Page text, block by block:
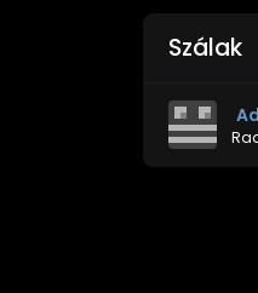
Szálak